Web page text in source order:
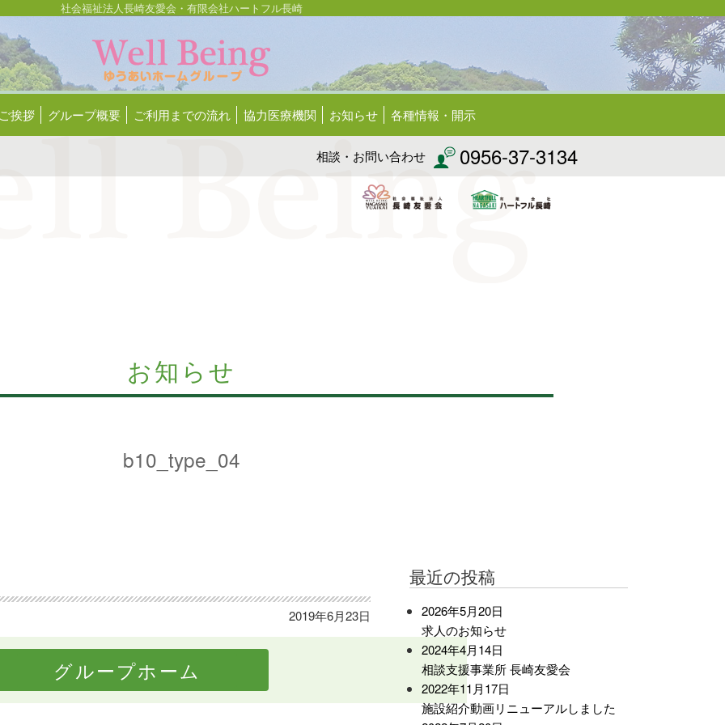
社会福祉法人長崎友愛会・有限会社ハートフル長崎
挨拶 グループ概要 ご利用までの流れ 協力医療機関 お知らせ 各種情報・開示
相談 ・ お問い合わせ 0956-37-3134
お知らせ
b10_type_04
2019年6月23日
グループホーム
最近の投稿
2026年5月20日
求人のお知らせ
2024年4月14日
相談支援事業所 長崎友愛会
2022年11月17日
施設紹介動画リニューアルしました